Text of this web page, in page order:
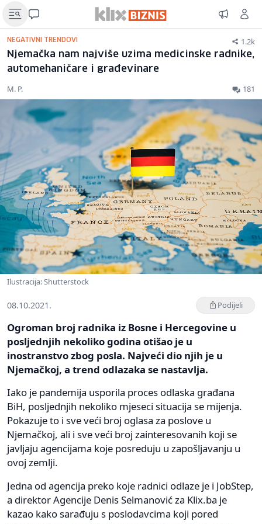
NEGATIVNI TRENDOVI 1.2k
Njemačka nam najviše uzima medicinske radnike,
automehaničare i građevinare
M. P. 181
Ilustracija: Shutterstock
08.10.2021. Podijeli
Ogroman broj radnika iz Bosne i Hercegovine u
posljednjih nekoliko godina otišao je u
inostranstvo zbog posla. Najveći dio njih je u
Njemačkoj, a trend odlazaka se nastavlja.
Iako je pandemija usporila proces odlaska građana
BiH, posljednjih nekoliko mjeseci situacija se mijenja.
Pokazuje to i sve veći broj oglasa za poslove u
Njemačkoj, ali i sve veći broj zainteresovanih koji se
javljaju agencijama koje posreduju u zapošljavanju u
ovoj zemlji.
Jedna od agencija preko koje radnici odlaze je i JobStep,
a direktor Agencije Denis Selmanović za Klix.ba je
kazao kako sarađuju s poslodavcima koji pored